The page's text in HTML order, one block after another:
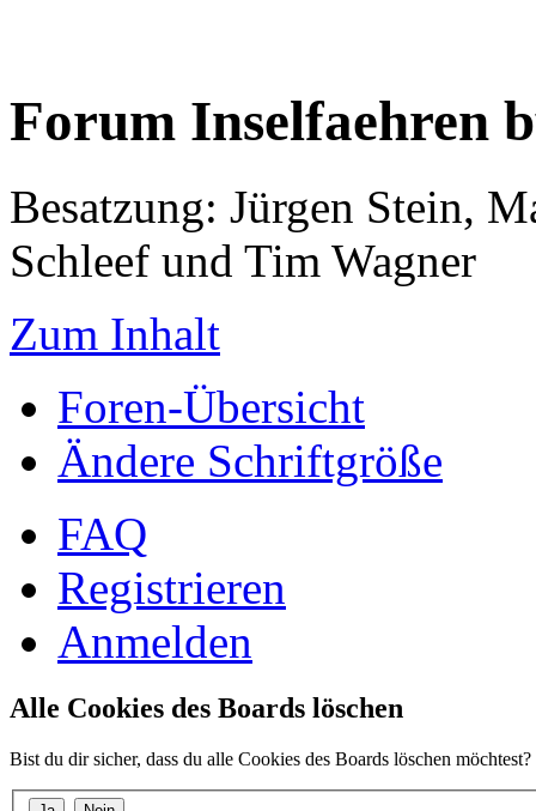
Forum Inselfaehren
Besatzung: Jürgen Stein,
Schleef und Tim Wagner
Zum Inhalt
Foren-Übersicht
Ändere Schriftgröße
FAQ
Registrieren
Anmelden
Alle Cookies des Boards löschen
Bist du dir sicher, dass du alle Cookies des Boards löschen möchtest?